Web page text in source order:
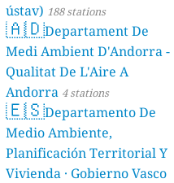
ústav) 188 stations
🇦🇩Departament De
Medi Ambient D'Andorra -
Qualitat De L'Aire A
Andorra 4 stations
🇪🇸Departamento De
Medio Ambiente,
Planificación Territorial Y
Vivienda · Gobierno Vasco